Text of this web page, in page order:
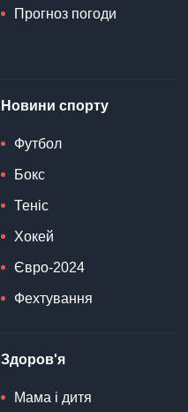
Прогноз погоди
Новини спорту
Футбол
Бокс
Теніс
Хокей
Євро-2024
Фехтування
Здоров'я
Мама і дитя